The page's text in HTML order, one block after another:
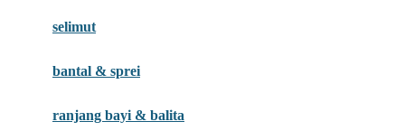
Habbie
Haenim
selimut
bantal & sprei
ranjang bayi & balita